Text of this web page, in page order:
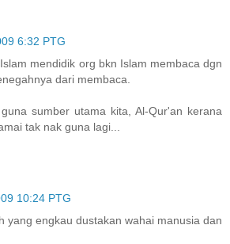
6:32 PTG
mendidik org bkn Islam membaca dgn
dari membaca.
sumber utama kita, Al-Qur'an kerana
tak nak guna lagi...
10:24 PTG
yang engkau dustakan wahai manusia dan